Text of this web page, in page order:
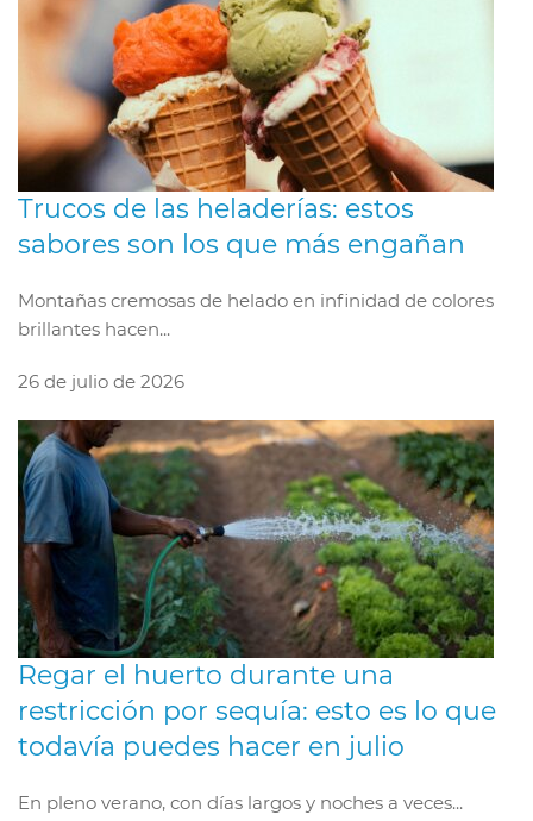
Trucos de las heladerías: estos
sabores son los que más engañan
Montañas cremosas de helado en infinidad de colores
brillantes hacen...
26 de julio de 2026
Regar el huerto durante una
restricción por sequía: esto es lo que
todavía puedes hacer en julio
En pleno verano, con días largos y noches a veces...